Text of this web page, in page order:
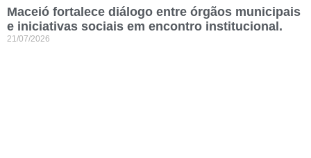
Maceió fortalece diálogo entre órgãos municipais
e iniciativas sociais em encontro institucional.
21/07/2026